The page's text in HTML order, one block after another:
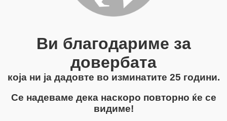
Ви благодариме за
довербата
која ни ја дадовте во изминатите 25 години.
Се надеваме дека наскоро повторно ќе се
видиме!